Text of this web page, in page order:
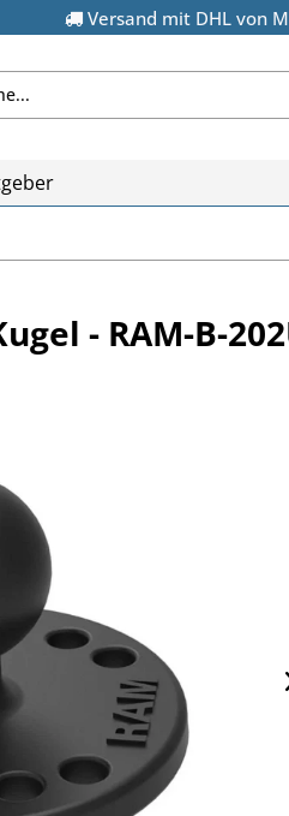
Versand mit DHL von
- RAM-B-